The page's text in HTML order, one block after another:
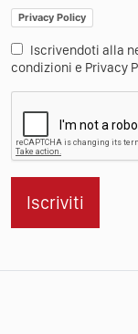
Privacy Policy
Iscrivendoti alla
condizioni e Privacy
Iscriviti